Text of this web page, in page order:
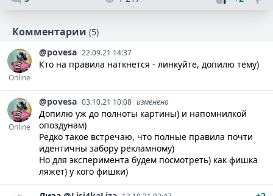
Комментарии (5)
Online
@povesa 22.09.21 14:37
Кто на правила наткнется - линкуйте, допилю тему)
Online
@povesa 03.10.21 10:08 изменено
Допилю уж до полноты картины) и напомнилкой
опоздунам)
Редко такое встречаю, что полные правила почти
идентичны забору рекламному)
Но для эксперимента будем посмотреть) как фишка
ляжет) у кого фишки)